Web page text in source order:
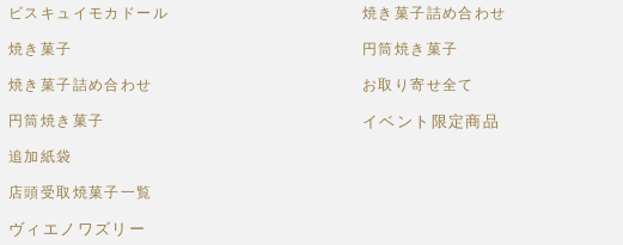
ビスキュイモカドール
焼き菓子
焼き菓子詰め合わせ
円筒焼き菓子
追加紙袋
店頭受取焼菓子一覧
ヴィエノワズリー
焼き菓子詰め合わせ
円筒焼き菓子
お取り寄せ全て
イベント限定商品